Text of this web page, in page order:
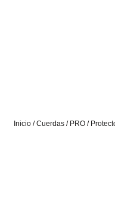
Inicio /Cuerdas / PRO /